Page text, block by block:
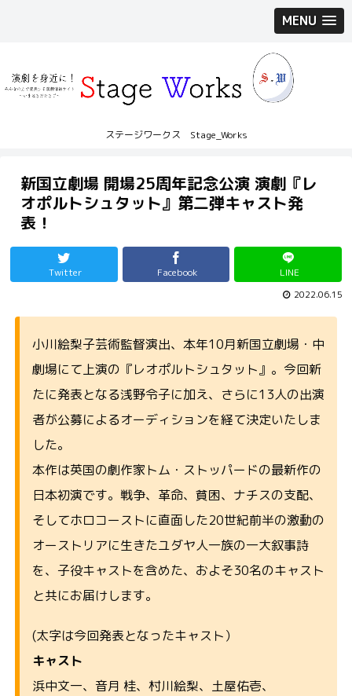
MENU
ステージワークス Stage_Works
新国立劇場 開場25周年記念公演 演劇『レ
オポルトシュタット』第二弾キャスト発
表！
Twitter Facebook LINE
2022.06.15
小川絵梨子芸術監督演出、本年10月新国立劇場・中
劇場にて上演の『レオポルトシュタット』。今回新
たに発表となる浅野令子に加え、さらに13人の出演
者が公募によるオーディションを経て決定いたしま
した。
本作は英国の劇作家トム・ストッパードの最新作の
日本初演です。戦争、革命、貧困、ナチスの支配、
そしてホロコーストに直面した20世紀前半の激動の
オーストリアに生きたユダヤ人一族の一大叙事詩
を、子役キャストを含めた、およそ30名のキャスト
と共にお届けします。
(太字は今回発表となったキャスト）
キャスト
浜中文一、音月 桂、村川絵梨、土屋佑壱、